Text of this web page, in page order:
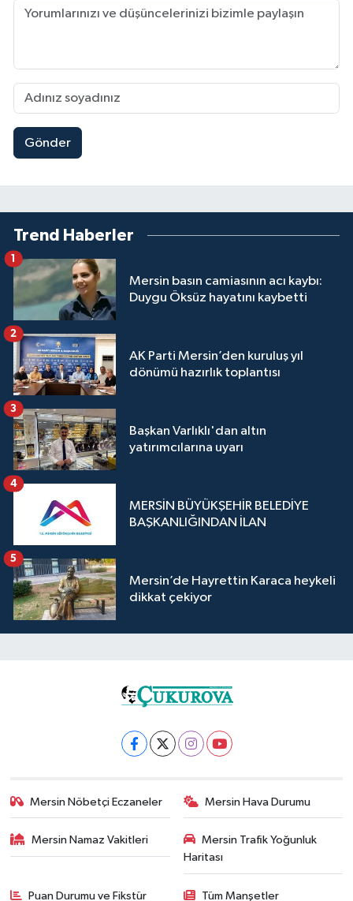
Gönder
Trend Haberler
Mersin basın camiasının acı kaybı:
Duygu Öksüz hayatını kaybetti
1
AK Parti Mersin’den kuruluş yıl
dönümü hazırlık toplantısı
2
Başkan Varlıklı'dan altın
yatırımcılarına uyarı
3
MERSİN BÜYÜKŞEHİR BELEDİYE
BAŞKANLIĞINDAN İLAN
4
Mersin’de Hayrettin Karaca heykeli
dikkat çekiyor
5
Mersin Nöbetçi Eczaneler Mersin Hava Durumu
Mersin Namaz Vakitleri
Mersin Trafik Yoğunluk
Haritası
Puan Durumu ve Fikstür Tüm Manşetler